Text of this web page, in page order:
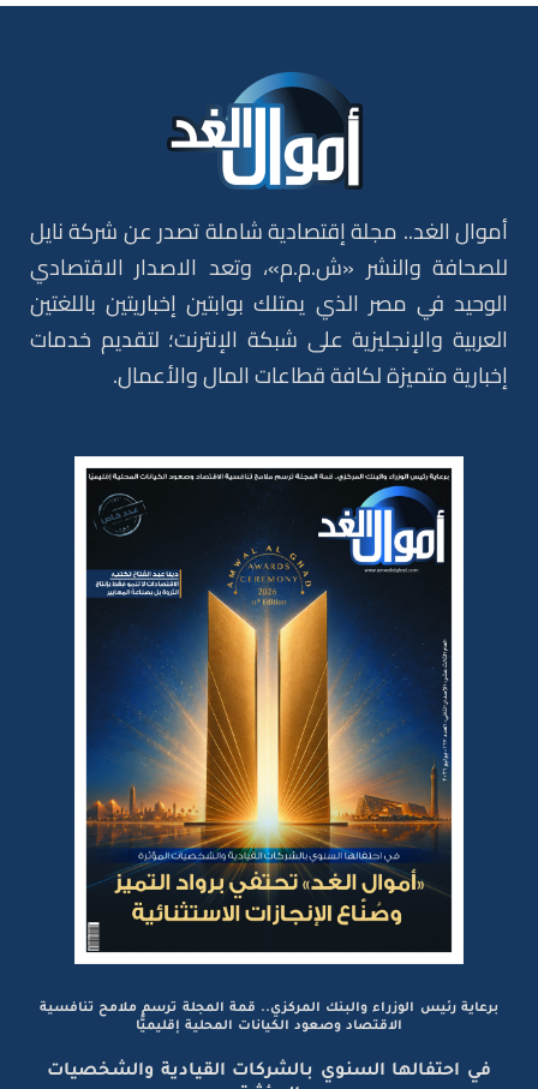
أموال الغد.. مجلة إقتصادية شاملة تصدر عن شركة نايل
للصحافة والنشر «ش.م.م»، وتعد الاصدار الاقتصادي
الوحيد في مصر الذي يمتلك بوابتين إخباريتين باللغتين
العربية والإنجليزية على شبكة الإنترنت؛ لتقديم خدمات
إخبارية متميزة لكافة قطاعات المال والأعمال.
برعاية رئيس الوزراء والبنك المركزي.. قمة المجلة ترسم ملامح تنافسية
الاقتصاد وصعود الكيانات المحلية إقليميًّا
في احتفالها السنوي بالشركات القيادية والشخصيات